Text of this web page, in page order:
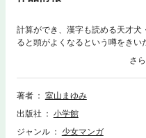
計算ができ、漢字も読める天才
ると頭がよくなるという噂をき
著者
室山まゆみ
出版社
小学館
ジャンル
少女マンガ